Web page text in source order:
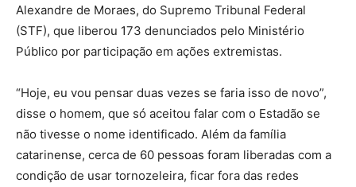
Alexandre de Moraes, do Supremo Tribunal Federal
(STF), que liberou 173 denunciados pelo Ministério
Público por participação em ações extremistas.
“Hoje, eu vou pensar duas vezes se faria isso de novo”,
disse o homem, que só aceitou falar com o Estadão se
não tivesse o nome identificado. Além da família
catarinense, cerca de 60 pessoas foram liberadas com a
condição de usar tornozeleira, ficar fora das redes